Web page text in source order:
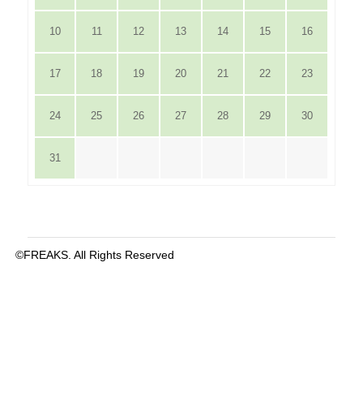
10 11 12 13 14 15 16
17 18 19 20 21 22 23
24 25 26 27 28 29 30
31
©FREAKS. All Rights Reserved